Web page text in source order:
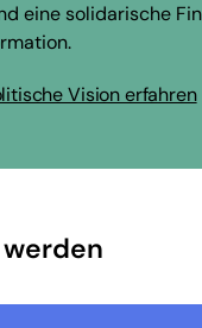
eine solidarische
Vision erfahren